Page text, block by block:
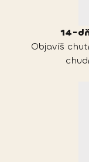
14-
Objavíš